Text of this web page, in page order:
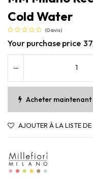
Cold Water
(0 avis)
Your purchase price
Acheter maintenant
AJOUTER À LA LISTE DE